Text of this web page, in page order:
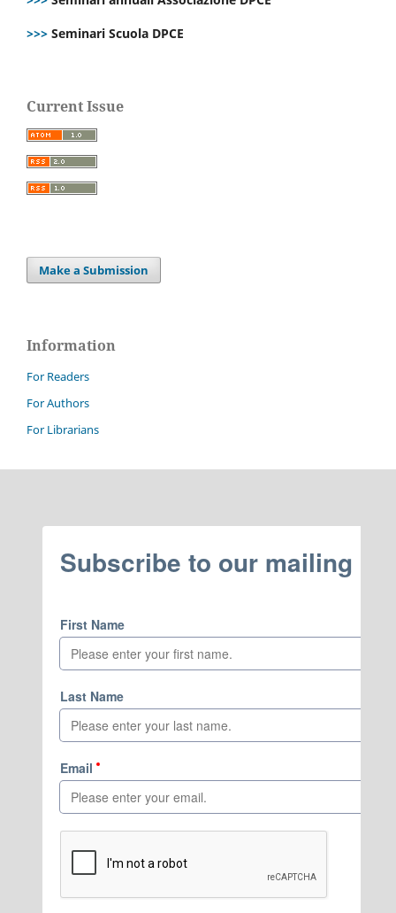
>>> Seminari Scuola DPCE
Current Issue
Make a Submission
Information
For Readers
For Authors
For Librarians